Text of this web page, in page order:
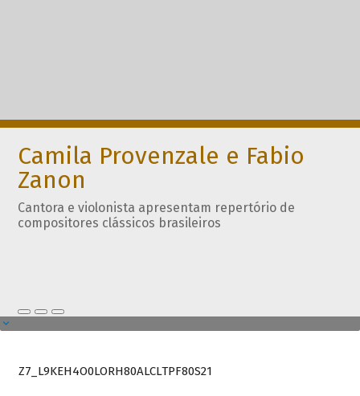
Camila Provenzale e Fabio
Zanon
Cantora e violonista apresentam repertório de
compositores clássicos brasileiros
Z7_L9KEH4O0LORH80ALCLTPF80S21